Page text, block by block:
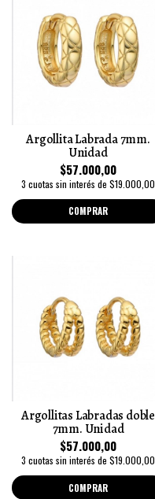
Argollita Labrada 7mm.
Unidad
$57.000,00
3 cuotas sin interés de $19.000,00
COMPRAR
Argollitas Labradas doble
7mm. Unidad
$57.000,00
3 cuotas sin interés de $19.000,00
COMPRAR